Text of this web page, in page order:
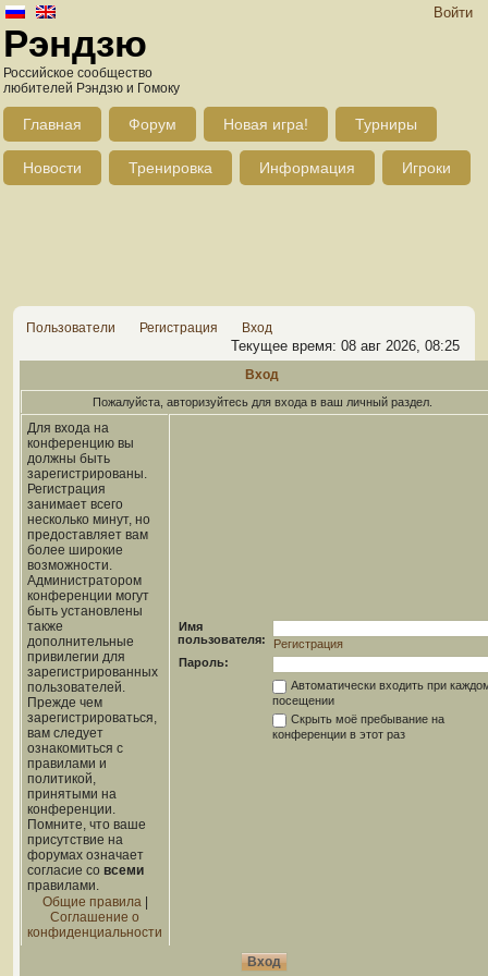
Войти
Рэндзю
Российское сообщество
любителей Рэндзю и Гомоку
Главная Форум Новая игра! Турниры
Новости Тренировка Информация Игроки
Пользователи Регистрация Вход
Текущее время: 08 авг 2026, 08:25
Вход
Пожалуйста, авторизуйтесь для входа в ваш личный раздел.
Для входа на
конференцию вы
должны быть
зарегистрированы.
Регистрация
занимает всего
несколько минут, но
предоставляет вам
более широкие
возможности.
Администратором
конференции могут
быть установлены
также
дополнительные
привилегии для
зарегистрированных
пользователей.
Прежде чем
зарегистрироваться,
вам следует
ознакомиться с
правилами и
политикой,
принятыми на
конференции.
Помните, что ваше
присутствие на
форумах означает
согласие со всеми
правилами.
Общие правила|
Соглашение о
конфиденциальности
Имя
пользователя:
Регистрация
Пароль:
Автоматически входить при
посещении
Скрыть моё пребывание на
конференции в этот раз